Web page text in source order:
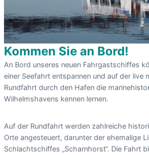
Kommen Sie an Bord!
An Bord unseres neuen Fahrgastschiffes
einer Seefahrt entspannen und auf der live
Rundfahrt durch den Hafen die
Wilhelmshavens kennen lernen.
Auf der Rundfahrt werden zahlreiche
Orte angesteuert, darunter der ehemalige
Schlachtschiffes „Scharnhorst“. Die Fahrt